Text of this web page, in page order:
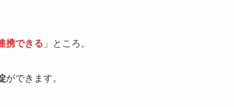
携できる 」ところ。
ができます。